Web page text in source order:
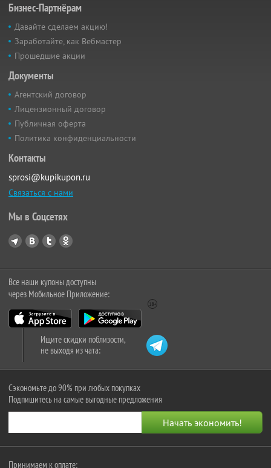
Бизнес-Партнёрам
Давайте сделаем акцию!
Заработайте, как Вебмастер
Прошедшие акции
Документы
Агентский договор
Лицензионный договор
Публичная оферта
Политика конфиденциальности
Контакты
sprosi@kupikupon.ru
Связаться с нами
Мы в Соцсетях
Все наши купоны доступны
через Мобильное Приложение:
Ищите скидки поблизости,
не выходя из чата:
Сэкономьте до 90% при любых покупках
Подпишитесь на самые выгодные предложения
Принимаем к оплате: